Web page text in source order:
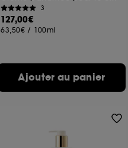
3
127,00€
63,50€ / 100ml
Ajouter au panier